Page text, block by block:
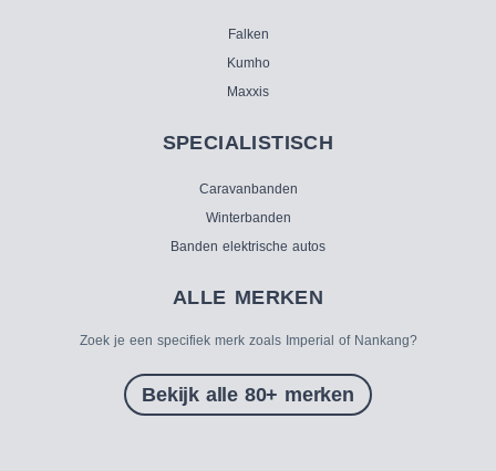
Falken
Kumho
Maxxis
SPECIALISTISCH
Caravanbanden
Winterbanden
Banden elektrische autos
ALLE MERKEN
Zoek je een specifiek merk zoals Imperial of Nankang?
Bekijk alle 80+ merken